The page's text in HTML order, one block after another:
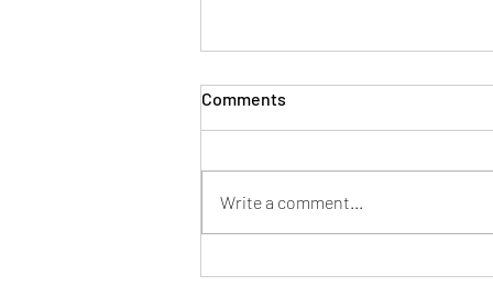
Mentor en tu nueva pega
Comments
Write a comment...